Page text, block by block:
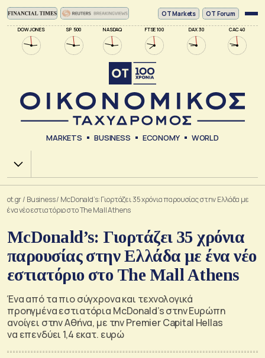
DOW JONES SP 500 NASDAQ FTSE 100 DAX 30 CAC 40
ΟΤ Markets OT Forum
MARKETS BUSINESS ECONOMY WORLD
Χ.Α.
ot.gr/ Business/ McDonald’s: Γιορτάζει 35 χρόνια παρουσίας στην Ελλάδα με
ένα νέο εστιατόριο στο The Mall Athens
McDonald’s: Γιορτάζει 35 χρόνια
παρουσίας στην Ελλάδα με ένα νέο
εστιατόριο στο The Mall Athens
Ένα από τα πιο σύγχρονα και τεχνολογικά
προηγμένα εστιατόρια McDonald’s στην Ευρώπη
ανοίγει στην Αθήνα, με την Premier Capital Hellas
να επενδύει 1,4 εκατ. ευρώ